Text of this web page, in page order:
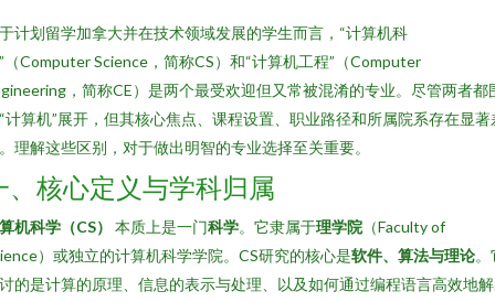
计划留学加拿大并在技术领域发展的学生而言，“计算机科
（Computer Science，简称CS）和“计算机工程”（Computer
，简称CE）是两个最受欢迎但又常被混淆的专业。尽管两者都
计算机”展开，但其核心焦点、课程设置、职业路径和所属院系存在显著
理解这些区别，对于做出明智的专业选择至关重要。
、核心定义与学科归属
机科学（CS） 本质上是一门科学。它隶属于理学院 （Faculty of
）或独立的计算机科学学院。CS研究的核心是软件、算法与理论。
的是计算的原理、信息的表示与处理、以及如何通过编程语言高效地